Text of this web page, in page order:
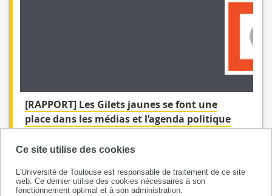
Ce site utilise des cookies
L'Université de Toulouse est responsable de traitement de ce site
web. Ce dernier utilise des cookies nécessaires à son
fonctionnement optimal et à son administration.
[RAPPORT] Les Gilets jaunes se font une
place dans les médias et l’agenda politique